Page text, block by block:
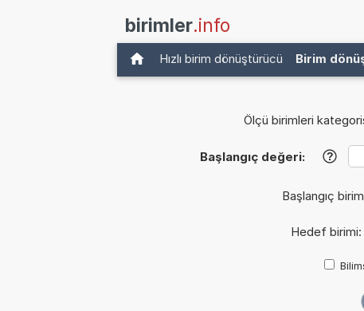
birimler.info
Hızlı birim dönüştürücü Birim
Ölçü birimleri
Başlangıç değeri: ?
Başlangıç
Hedef birimi: